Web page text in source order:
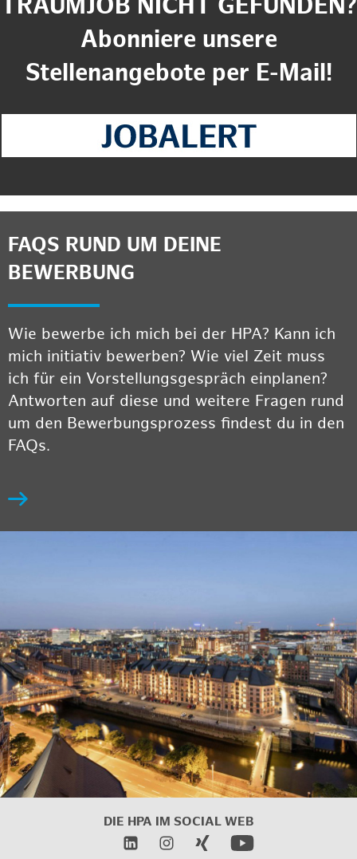
TRAUMJOB NICHT GEFUNDEN?
Abonniere unsere
Stellenangebote per E-Mail!
FAQS RUND UM DEINE
BEWERBUNG
Wie bewerbe ich mich bei der HPA? Kann ich
mich initiativ bewerben? Wie viel Zeit muss
ich für ein Vorstellungsgespräch einplanen?
Antworten auf diese und weitere Fragen rund
um den Bewerbungsprozess findest du in den
FAQs.
DIE HPA IM SOCIAL WEB